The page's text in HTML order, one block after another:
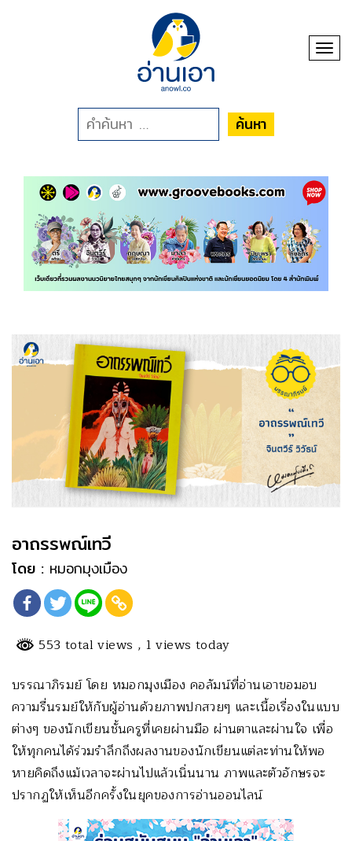
ค้นหา
อาถรรพณ์เทวี
โดย : หมอกมุงเมือง
553 total views , 1 views today
บรรณาภิรมย์ โดย หมอกมุงเมือง คอลัมน์ที่อ่านเอาขอมอบ
ความรื่นรมย์ให้กับผู้อ่านด้วยภาพปกสวยๆ และเนื้อเรื่องในแบบ
ต่างๆ ของนักเขียนชั้นครูที่เคยผ่านมือ ผ่านตาและผ่านใจ เพื่อ
ให้ทุกคนได้ร่วมรำลึกถึงผลงานของนักเขียนแต่ละท่านให้พอ
หายคิดถึงแม้เวลาจะผ่านไปแล้วเนิ่นนาน ภาพและตัวอักษรจะ
ปรากฏให้เห็นอีกครั้งในยุคของการอ่านออนไลน์